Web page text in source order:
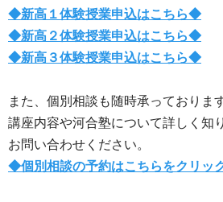
◆新高１体験授業申込はこちら◆
◆新高２体験授業申込はこちら◆
◆新高３体験授業申込はこちら◆
また、個別相談も随時承っております
講座内容や河合塾について詳しく知
お問い合わせください。
◆個別相談の予約はこちらをクリッ